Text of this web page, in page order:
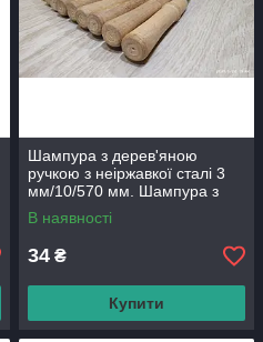
Шампура з дерев'яною
ручкою з неіржавкої сталі 3
мм/10/570 мм. Шампура з
неіржавкої сталі.
В наявності
34 ₴
Купити